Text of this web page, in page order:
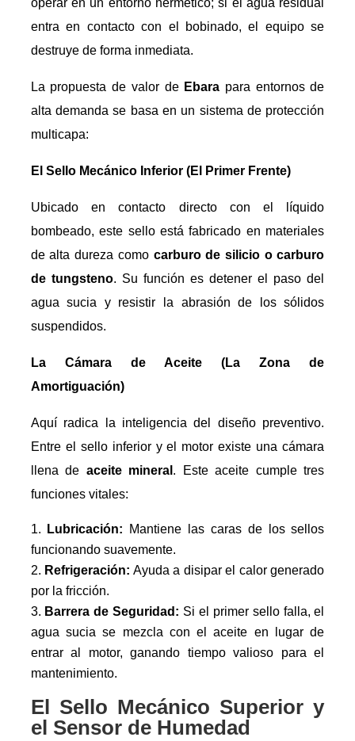
operar en un entorno hermético; si el agua residual
entra en contacto con el bobinado, el equipo se
destruye de forma inmediata.
La propuesta de valor de Ebara para entornos de
alta demanda se basa en un sistema de protección
multicapa:
El Sello Mecánico Inferior (El Primer Frente)
Ubicado en contacto directo con el líquido
bombeado, este sello está fabricado en materiales
de alta dureza como carburo de silicio o carburo
de tungsteno. Su función es detener el paso del
agua sucia y resistir la abrasión de los sólidos
suspendidos.
La Cámara de Aceite (La Zona de
Amortiguación)
Aquí radica la inteligencia del diseño preventivo.
Entre el sello inferior y el motor existe una cámara
llena de aceite mineral . Este aceite cumple tres
funciones vitales:
Lubricación: Mantiene las caras de los sellos
funcionando suavemente.
Refrigeración: Ayuda a disipar el calor generado
por la fricción.
Barrera de Seguridad: Si el primer sello falla, el
agua sucia se mezcla con el aceite en lugar de
entrar al motor, ganando tiempo valioso para el
mantenimiento.
El Sello Mecánico Superior y
el Sensor de Humedad